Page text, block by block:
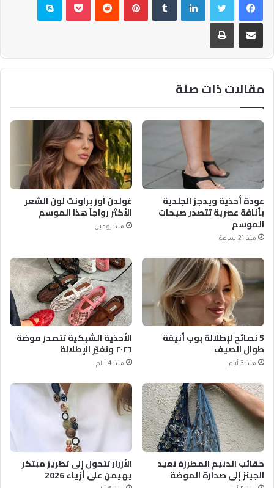
مشاركة عبر البريد طباعة
مقالات ذات صلة
عودة أحذية ويدجز الجلدية
بأناقة عصرية تتصدر صيحات
الموسم
منذ 21 ساعة
غولدن آور براونت لون الشعر
الأكثر رواجاً هذا الموسم
منذ يومين
5 نصائح لإطلالة بوب أنيقة
طوال الصيف
منذ 3 أيام
الأحذية الشبكية تتصدر موضة
٢٠٢٦ وتغيّر الإطلالة
منذ 4 أيام
حقائب الدنيم المطرزة تعيد
الجينز إلى صدارة الموضة
الأزرار تتحول إلى تطريز مبتكر
يهيمن على أزياء 2026